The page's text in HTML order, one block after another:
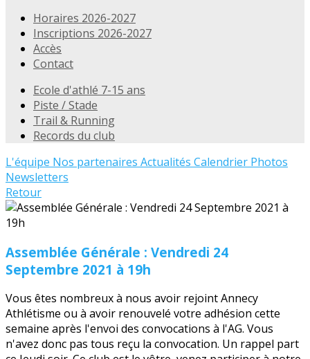
Horaires 2026-2027
Inscriptions 2026-2027
Accès
Contact
Ecole d'athlé 7-15 ans
Piste / Stade
Trail & Running
Records du club
L'équipe Nos partenaires Actualités Calendrier Photos
Newsletters
Retour
Assemblée Générale : Vendredi 24
Septembre 2021 à 19h
Vous êtes nombreux à nous avoir rejoint Annecy
Athlétisme ou à avoir renouvelé votre adhésion cette
semaine après l'envoi des convocations à l'AG. Vous
n'avez donc pas tous reçu la convocation. Un rappel part